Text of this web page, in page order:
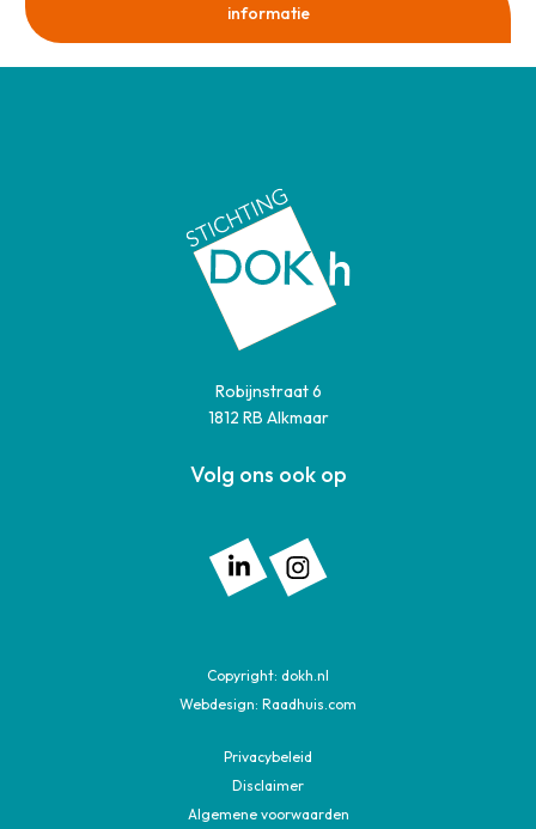
informatie
Robijnstraat 6
1812 RB Alkmaar
Volg ons ook op
Volg ons op: Linkedin
Copyright: dokh.nl
Webdesign: Raadhuis.com
Privacybeleid
Disclaimer
Algemene voorwaarden